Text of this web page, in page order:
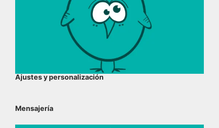
Ajustes y personalización
Mensajería